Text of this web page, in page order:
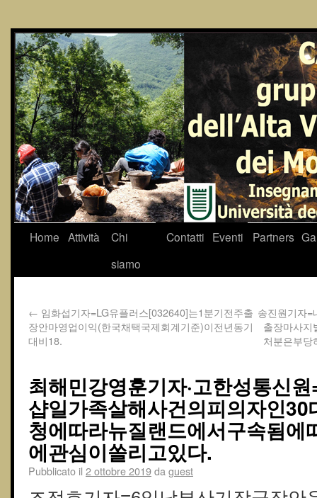
Home Attività
Chi
siamo
Contatti Eventi Partners
← 임화섭기자=LG유플러스[032640]는1분기전주출
장안마영업이익(한국채택국제회계기준)이전년동기
대비18.
송진원기자
출장마사지
처분은부당
최해민강영훈기자·고한성통신
샵일가족살해사건의피의자인
청에따라뉴질랜드에서구속됨에
에관심이쏠리고있다.
Pubblicato il 2 ottobre 2019da guest